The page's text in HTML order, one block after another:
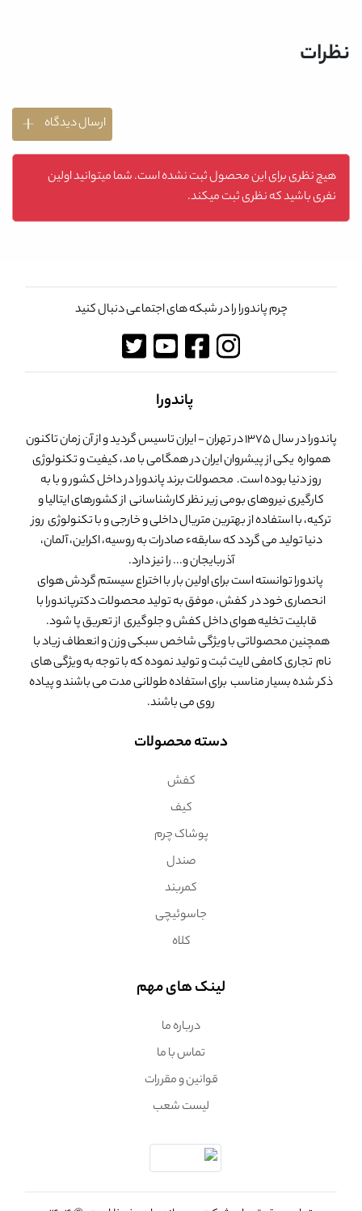
نظرات
ارسال دیدگاه
هیچ نظری برای این محصول ثبت نشده است. شما میتوانید اولین
نفری باشید که نظری ثبت میکند.
چرم پاندورا را در شبکه های اجتماعی دنبال کنید
پاندورا
پاندورا در سال 1375 در تهران - ایران تاسیس گردید و از آن زمان تاکنون
همواره یکی از پیشروان ایران در همگامی با مد، کیفیت و تکنولوژی
روز دنیا بوده است. محصولات برند پاندورا در داخل کشور و با به
کارگیری نیروهای بومی زیر نظر کارشناسانی از کشورهای ایتالیا و
ترکیه، با استفاده از بهترین متریال داخلی و خارجی و با تکنولوژی روز
دنیا تولید می گردد که سابقهء صادرات به روسیه، اکراین، آلمان،
آذربایجان و... را نیز دارد.
پاندورا توانسته است برای اولین بار با اختراع سیستم گردش هوای
انحصاری خود در کفش، موفق به تولید محصولات دکترپاندورا با
قابلیت تخلیه هوای داخل کفش و جلوگیری از تعریق پا شود.
همچنین محصولاتی با ویژگی شاخص سبکی وزن و انعطاف زیاد با
نام تجاری کامفی لایت ثبت و تولید نموده که با توجه به ویژگی های
ذکر شده بسیار مناسب برای استفاده طولانی مدت می باشند و پیاده
روی می باشند.
دسته محصولات
کفش
کیف
پوشاک چرم
صندل
کمربند
جاسوئیچی
کلاه
لینک های مهم
درباره ما
تماس با ما
قوانین و مقررات
لیست شعب